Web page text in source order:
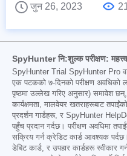
जुन 26, 2023
SpyHunter नि:शुल्क परीक्षण:
SpyHunter Trial SpyHunter Pro
एक पटकको ७-दिनको परीक्षण अवधिको
पृष्ठमा उल्लेख गरिए अनुसार) समावेश
कार्यक्षमता, मालवेयर खतराहरूबाट
प्रदर्शन गार्डहरू, र SpyHunter
पहुँच प्रदान गर्दछ। परीक्षण अवधिमा
सक्रिय गर्न क्रेडिट कार्ड आवश्यक
डेबिट कार्ड, र उपहार कार्डहरू स्वीकार